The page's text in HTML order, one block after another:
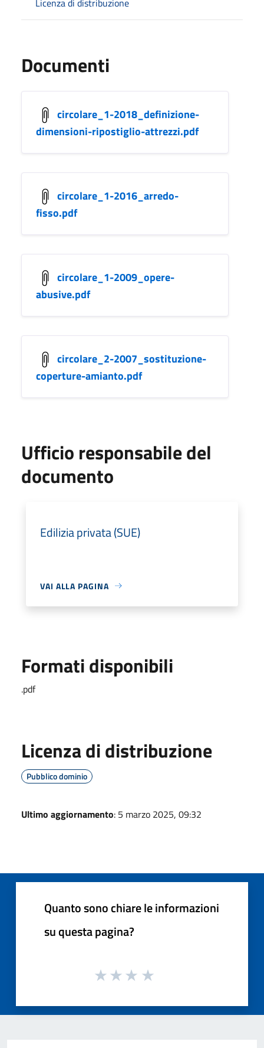
Documenti
circolare_1-2018_definizione-
dimensioni-ripostiglio-attrezzi.pdf
circolare_1-2016_arredo-
fisso.pdf
circolare_1-2009_opere-
abusive.pdf
circolare_2-2007_sostituzione-
coperture-amianto.pdf
Ufficio responsabile del
documento
Edilizia privata (SUE)
VAI ALLA PAGINA
Formati disponibili
.pdf
Licenza di distribuzione
Pubblico dominio
Ultimo aggiornamento: 5 marzo 2025, 09:32
Quanto sono chiare le informazioni
su questa pagina?